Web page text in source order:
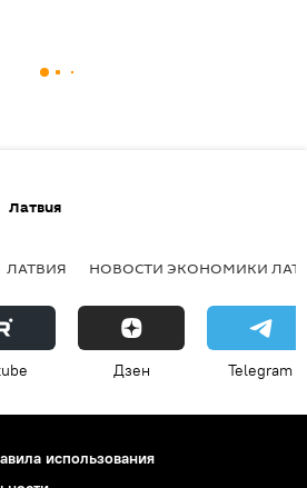
Латвия
ЛАТВИЯ НОВОСТИ ЭКОНОМИКИ
Дзен Telegram
использования